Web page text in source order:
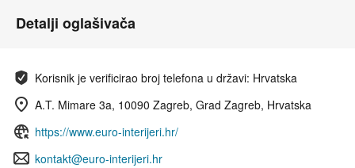
Detalji oglašivača
Korisnik je verificirao broj telefona u državi: Hrvatska
A.T. Mimare 3a, 10090 Zagreb, Grad Zagreb, Hrvatska
https://www.euro-interijeri.hr/
kontakt@euro-interijeri.hr